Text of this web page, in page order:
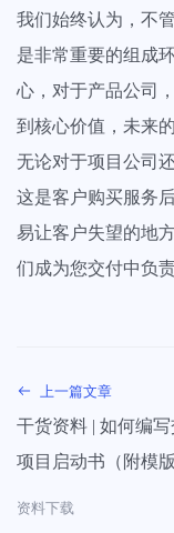
我们始终认为，不
是非常重要的组成
心，对于产品公司
到核心价值，未来
无论对于项目公司
这是客户购买服务
易让客户失望的地
们成为您交付中负
上一篇文章
干货资料 | 如何编
项目启动书（附模
载）
资料下载